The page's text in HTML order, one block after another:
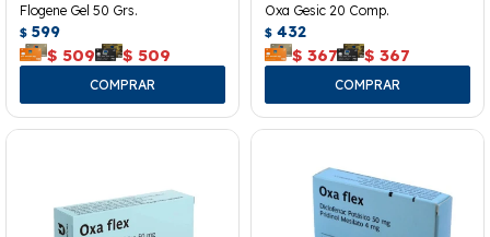
Flogene Gel 50 Grs.
$ 599
$ 509 $ 509
Oxa Gesic 20 Comp.
$ 432
$ 367 $ 367